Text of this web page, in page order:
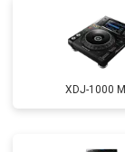
XDJ-1000